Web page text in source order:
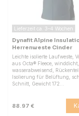
Lieferzeit ca. 3–4 Wochen
Dynafit Alpine
Herrenweste Cinder
Leichte isolierte Laufweste,
aus Octa® Fleece, winddicht,
wasserabweisend,
Isolierung für Belüftung,
Schnitt, Gewicht 172…
88.97 €